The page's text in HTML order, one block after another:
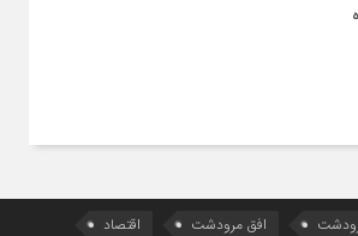
افق مرودشت اقتصاد